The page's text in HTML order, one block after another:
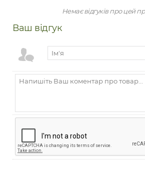
Немає відгуків про цей
Ваш відгук